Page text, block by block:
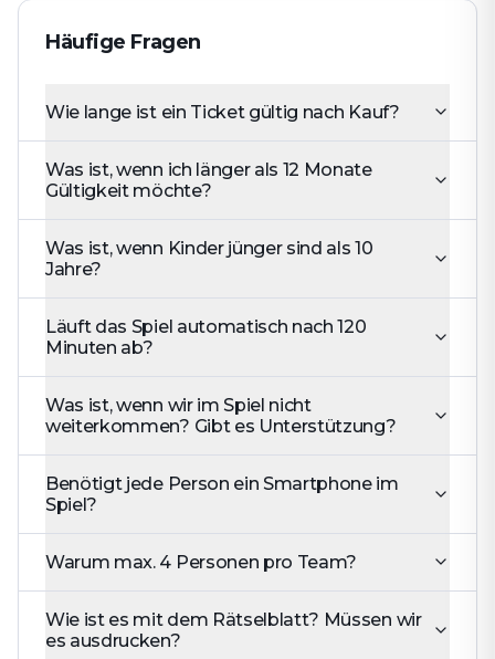
Häufige Fragen
Wie lange ist ein Ticket gültig nach Kauf?
Was ist, wenn ich länger als 12 Monate
Gültigkeit möchte?
Was ist, wenn Kinder jünger sind als 10
Jahre?
Läuft das Spiel automatisch nach 120
Minuten ab?
Was ist, wenn wir im Spiel nicht
weiterkommen? Gibt es Unterstützung?
Benötigt jede Person ein Smartphone im
Spiel?
Warum max. 4 Personen pro Team?
Wie ist es mit dem Rätselblatt? Müssen wir
es ausdrucken?